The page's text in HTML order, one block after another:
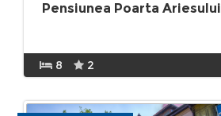
Pensiunea Poarta Ariesului
8 2